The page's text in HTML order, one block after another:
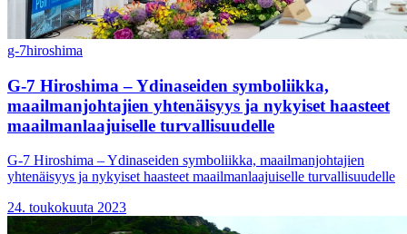
g-7hiroshima
G-7 Hiroshima – Ydinaseiden symboliikka,
maailmanjohtajien yhtenäisyys ja nykyiset haasteet
maailmanlaajuiselle turvallisuudelle
G-7 Hiroshima – Ydinaseiden symboliikka, maailmanjohtajien
yhtenäisyys ja nykyiset haasteet maailmanlaajuiselle turvallisuudelle
24. toukokuuta 2023